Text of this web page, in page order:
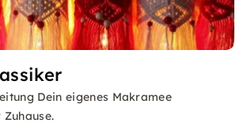
Dein eigenes Makramee